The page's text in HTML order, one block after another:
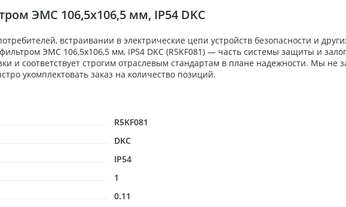
ЭМС 106,5x106,5 мм, IP54 DKC
встраивании в электрические цепи устройств безопасности и
ЭМС 106,5x106,5 мм, IP54 DKC (R5KF081) — часть системы защиты и
и соответствует строгим отраслевым стандартам в плане надежности. Мы не
укомплектовать заказ на количество позиций.
R5KF081
DKC
IP54
1
0.11